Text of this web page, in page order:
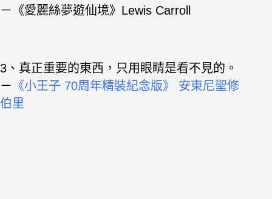
－《愛麗絲夢遊仙境》Lewis Carroll
3、真正重要的東西，只用眼睛是看不見的。
－ 《小王子 70周年精裝紀念版》 安東尼聖修
伯里